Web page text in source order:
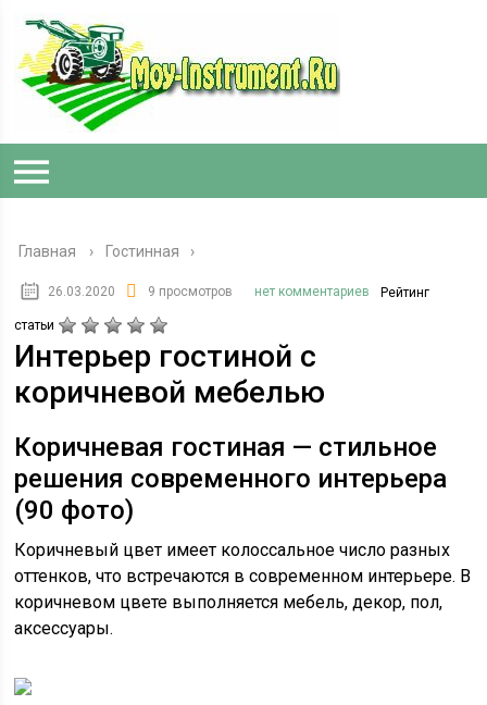
Главная › Гостинная
26.03.2020 9 просмотров нет комментариев Рейтинг
статьи
Интерьер гостиной с
коричневой мебелью
Коричневая гостиная — стильное
решения современного интерьера
(90 фото)
Коричневый цвет имеет колоссальное число разных
оттенков, что встречаются в современном интерьере. В
коричневом цвете выполняется мебель, декор, пол,
аксессуары.